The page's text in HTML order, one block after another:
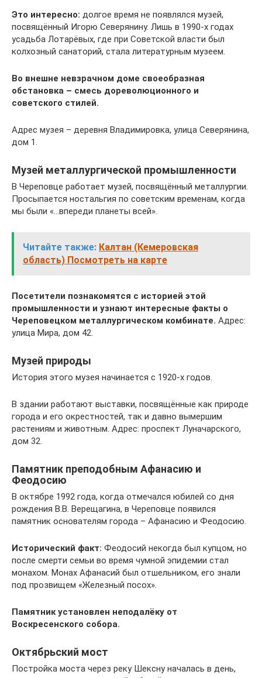
Это интересно: долгое время не появлялся музей,
посвящённый Игорю Северянину. Лишь в 1990-х годах
усадьба Лотарёвых, где при Советской власти был
колхозный санаторий, стала литературным музеем.
Во внешне невзрачном доме своеобразная
обстановка – смесь дореволюционного и
советского стилей.
Адрес музея – деревня Владимировка, улица Северянина,
дом 1.
Музей металлургической промышленности
В Череповце работает музей, посвящённый металлургии.
Просыпается ностальгия по советским временам, когда
мы были «…впереди планеты всей».
Читайте также: Калтан (Кемеровская
область) Посмотреть на карте
Посетители познакомятся с историей этой
промышленности и узнают интересные факты о
Череповецком металлургическом комбинате. Адрес:
улица Мира, дом 42.
Музей природы
История этого музея начинается с 1920-х годов.
В здании работают выставки, посвящённые как природе
города и его окрестностей, так и давно вымершим
растениям и животным. Адрес: проспект Луначарского,
дом 32.
Памятник преподобным Афанасию и
Феодосию
В октябре 1992 года, когда отмечался юбилей со дня
рождения В.В. Верещагина, в Череповце появился
памятник основателям города – Афанасию и Феодосию.
Исторический факт: Феодосий некогда был купцом, но
после смерти семьи во время чумной эпидемии стал
монахом. Монах Афанасий был отшельником, его знали
под прозвищем «Железный посох».
Памятник установлен неподалёку от
Воскресенского собора.
Октябрьский мост
Постройка моста через реку Шексну началась в день,